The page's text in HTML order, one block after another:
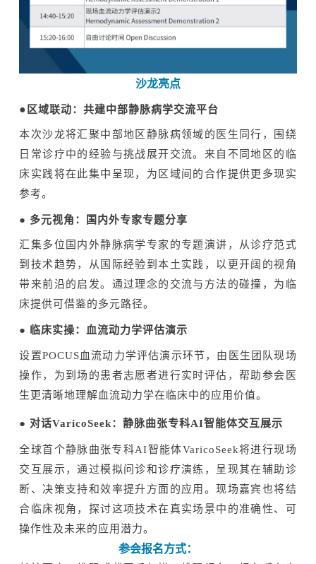
沙龙亮点
●区域联动：共建中部静脉病学交流平台
本次沙龙将汇聚中部地区静脉病领域的医生同行，围绕
日常诊疗中的经验与挑战展开交流。来自不同地区的临
床实践将在此集中呈现，为区域间的合作提供更多现实
参考。
● 多元视角：国内外专家专题分享
汇集多位国内外静脉病学专家的专题演讲，从诊疗范式
到技术趋势，从国际经验到本土实践，以更开阔的视角
带来前沿的启发。通过理念的交流与方法的碰撞，为临
床提供可借鉴的多元路径。
● 临床实操：血流动力学评估演示
设置POCUS血流动力学评估演示环节，由医生团队现场
操作，为到场的患者志愿者进行实时评估，帮助参会医
生更清晰地理解血流动力学在临床中的应用价值。
● 对话VaricoSeek：静脉曲张专科AI智能体交互 展示
全球首个静脉曲张专科AI智能体VaricoSeek将进行现场
交互展示，通过模拟问诊和诊疗演练，呈现其在辅助诊
断、 决策支持和效率提升方面的应用。现场嘉宾也将结
合临床视角，探讨这项技术在真实场景中的准确性、可
操作性及未来的应用潜力。
参会报名方式：